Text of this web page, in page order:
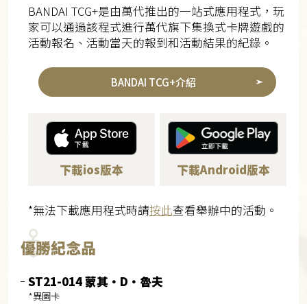
BANDAI TCG+是由萬代推出的一站式應用程式，玩
家可以通過該程式進行萬代旗下集換式卡牌遊戲的
活動報名、活動當天的報到和活動結果的紀錄。
BANDAI TCG+介紹
下載ios版本 下載Android版本
*無法下載應用程式時請按此查看舉辦中的活動。
優勝紀念品
ST21-014 蒙其・D・魯夫
*異圖卡